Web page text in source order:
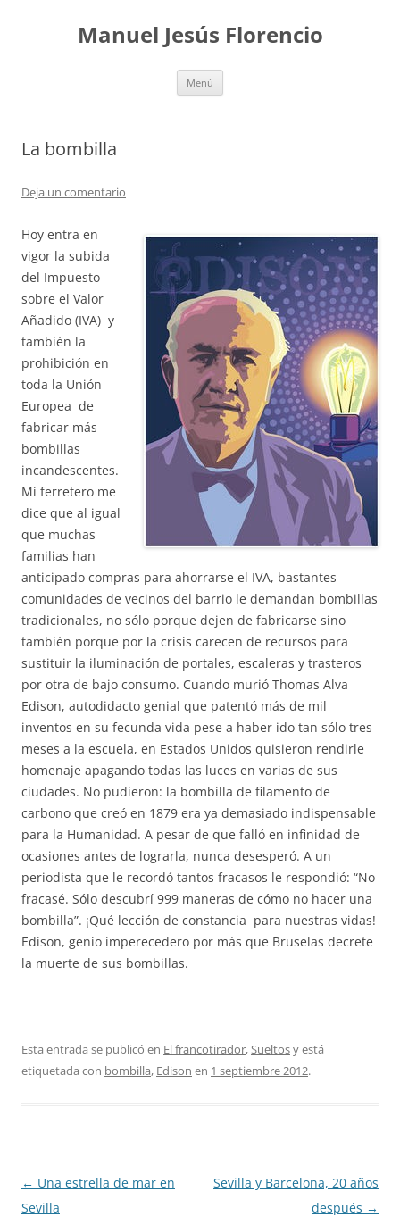
contenidoManuel Jesús Florencio
Menú
La bombilla
Deja un comentario
Hoy entra en
vigor la subida
del Impuesto
sobre el Valor
Añadido (IVA) y
también la
prohibición en
toda la Unión
Europea de
fabricar más
bombillas
incandescentes.
Mi ferretero me
dice que al igual
que muchas
familias han
anticipado compras para ahorrarse el IVA, bastantes
comunidades de vecinos del barrio le demandan bombillas
tradicionales, no sólo porque dejen de fabricarse sino
también porque por la crisis carecen de recursos para
sustituir la iluminación de portales, escaleras y trasteros
por otra de bajo consumo. Cuando murió Thomas Alva
Edison, autodidacto genial que patentó más de mil
inventos en su fecunda vida pese a haber ido tan sólo tres
meses a la escuela, en Estados Unidos quisieron rendirle
homenaje apagando todas las luces en varias de sus
ciudades. No pudieron: la bombilla de filamento de
carbono que creó en 1879 era ya demasiado indispensable
para la Humanidad. A pesar de que falló en infinidad de
ocasiones antes de lograrla, nunca desesperó. A un
periodista que le recordó tantos fracasos le respondió: “No
fracasé. Sólo descubrí 999 maneras de cómo no hacer una
bombilla”. ¡Qué lección de constancia para nuestras vidas!
Edison, genio imperecedero por más que Bruselas decrete
la muerte de sus bombillas.
Esta entrada se publicó en El francotirador,Sueltosy está
etiquetada con bombilla, Edison en 1 septiembre 2012.
Navegación
de
← Una estrella de mar en
Sevilla
Sevilla y Barcelona, 20 años
después →